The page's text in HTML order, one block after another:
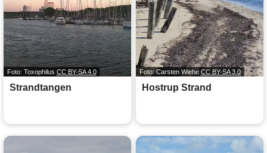
Foto: Toxophilus CC BY-SA 4.0
Strandtangen
Foto: Carsten WieheCC BY-SA 3.0
Hostrup Strand